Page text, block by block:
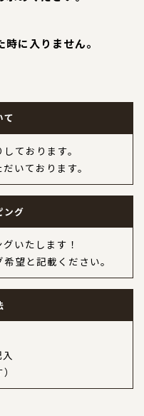
に入りません。
て
ております。
いております。
ング
いたします！
望と記載ください。